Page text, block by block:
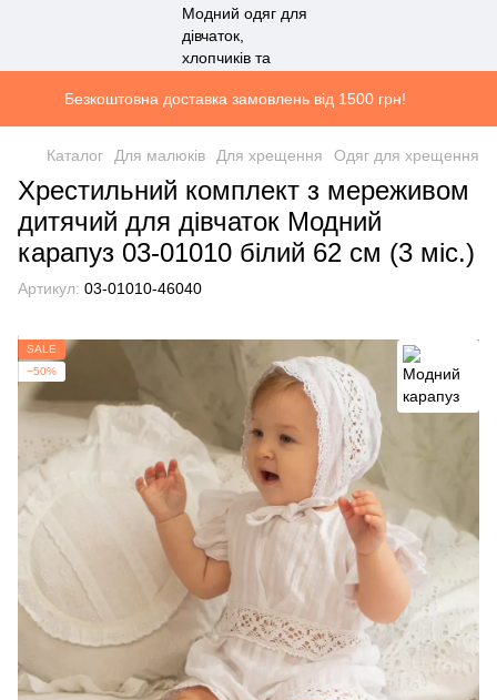
Безкоштовна доставка замовлень від 1500 грн!
Каталог Для малюків Для хрещення Одяг для хрещення
Хрестильний комплект з мереживом
дитячий для дівчаток Модний
карапуз 03-01010 білий 62 см (3 мiс.)
Артикул: 03-01010-46040
SALE
−50%